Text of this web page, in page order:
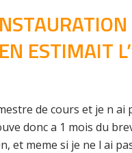
ESTIMAIT
de cours et je n
donc a 1 mois du
meme si je ne l ai